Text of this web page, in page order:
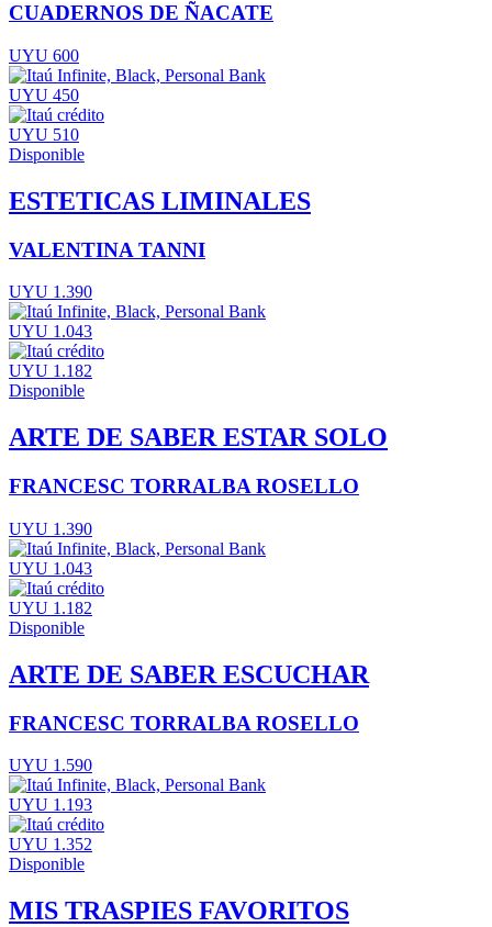
CUADERNOS DE ÑACATE
UYU 600
UYU 450
UYU 510
Disponible
ESTETICAS LIMINALES
VALENTINA TANNI
UYU 1.390
UYU 1.043
UYU 1.182
Disponible
ARTE DE SABER ESTAR SOLO
FRANCESC TORRALBA ROSELLO
UYU 1.390
UYU 1.043
UYU 1.182
Disponible
ARTE DE SABER ESCUCHAR
FRANCESC TORRALBA ROSELLO
UYU 1.590
UYU 1.193
UYU 1.352
Disponible
MIS TRASPIES FAVORITOS